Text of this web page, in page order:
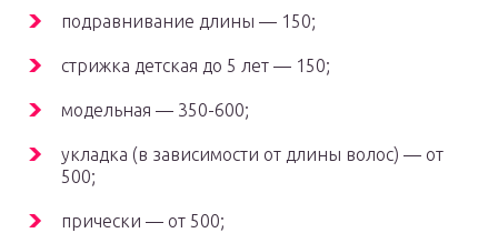
подравнивание длины — 150;
стрижка детская до 5 лет — 150;
модельная — 350-600;
укладка (в зависимости от длины волос) — от
500;
прически — от 500;